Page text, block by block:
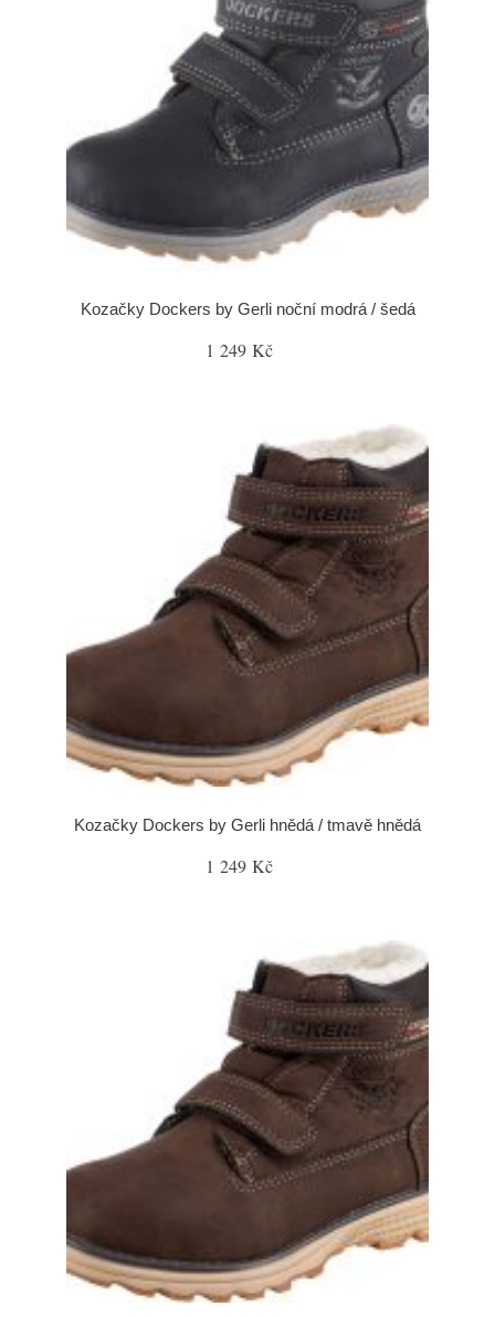
Kozačky Dockers by Gerli noční modrá / šedá
1 249 Kč
Kozačky Dockers by Gerli hnědá / tmavě hnědá
1 249 Kč